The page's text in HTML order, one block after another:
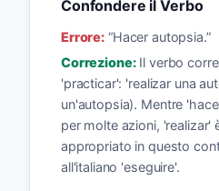
Confondere il Verbo
Errore: “Hacer autopsia.”
Correzione: Il verbo
'practicar': 'realizar una
un'autopsia). Mentre
per molte azioni, 'realizar'
appropriato in questo
all'italiano 'eseguire'.